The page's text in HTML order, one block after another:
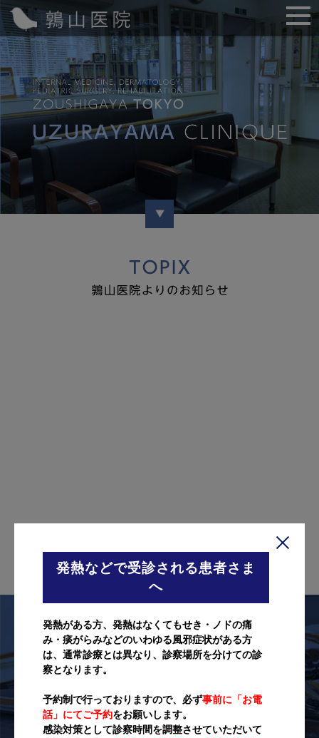
鶉山医院の精神
どなたにもわかるまで
ご説明する医療
発熱などで受診される患者さま
へ
発熱がある方、発熱はなくてもせき・ノドの痛
み・痰がらみなどのいわゆる風邪症状がある方
は、通常診療とは異なり、診察場所を分けての診
察となります。
予約制で行っておりますので、必ず事前に「お電
話」にてご予約をお願いします。
感染対策として診察時間を調整させていただいて